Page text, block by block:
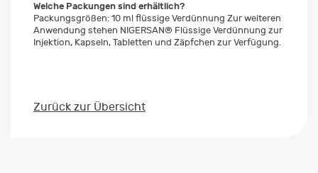
Welche Packungen sind erhältlich?
Packungsgrößen: 10 ml flüssige Verdünnung Zur weiteren
Anwendung stehen NIGERSAN® Flüssige Verdünnung zur
Injektion, Kapseln, Tabletten und Zäpfchen zur Verfügung.
Zurück zur Übersicht